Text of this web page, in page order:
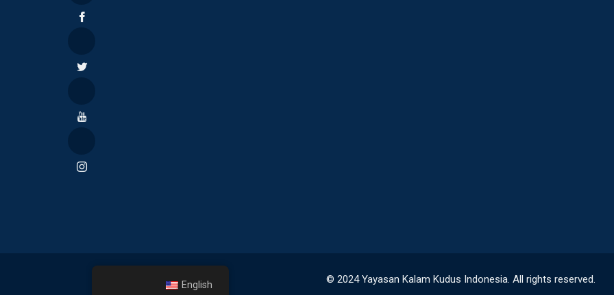
© 2024 Yayasan Kalam Kudus Indonesia. All rights reserved.
English